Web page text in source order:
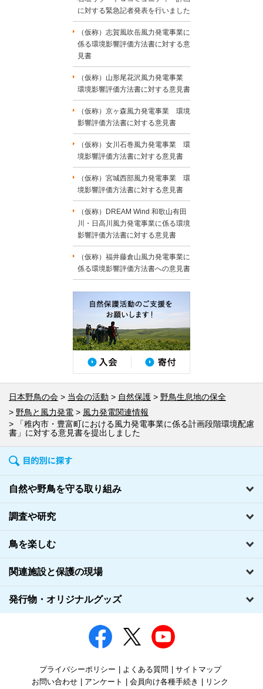
に対する緊急記者発表を行いました
（仮称）志賀風吹岳風力発電事業に
係る環境影響評価方法書に対する意
見書
（仮称）山形尾花沢風力発電事業
環境影響評価方法書に対する意見書
（仮称）京ヶ森風力発電事業 環境
影響評価方法書に対する意見書
（仮称）女川石巻風力発電事業 環
境影響評価方法書に対する意見書
（仮称）宮城西部風力発電事業 環
境影響評価方法書に対する意見書
（仮称）DREAM Wind 和歌山有田
川・日高川風力発電事業に係る環境
影響評価方法書に対する意見書
（仮称）福井藤倉山風力発電事業に
係る環境影響評価方法書への意見書
日本野鳥の会 当会の活動 自然保護
野鳥生息地の保全
野鳥と風力発電
風力発電関連情報
「稚内市・豊富町における風力発電事業に係る計画段階環境配慮
書」に対する意見書を提出しました
自然や野鳥を守る取り組み
調査や研究
鳥を楽しむ
関連施設と保護の現場
発行物・オリジナルグッズ
プライバシーポリシー よくある質問
サイトマップ
お問い合わせ
アンケート 会員向け各種手続き リンク